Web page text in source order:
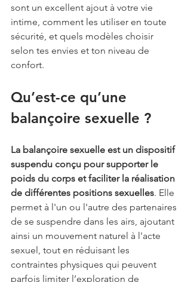
sont un excellent ajout à votre vie
intime, comment les utiliser en toute
sécurité, et quels modèles choisir
selon tes envies et ton niveau de
confort.
Qu’est-ce qu’une
balançoire sexuelle ?
La balançoire sexuelle est un dispositif
suspendu conçu pour supporter le
poids du corps et faciliter la réalisation
de différentes positions sexuelles. Elle
permet à l'un ou l'autre des partenaires
de se suspendre dans les airs, ajoutant
ainsi un mouvement naturel à l'acte
sexuel, tout en réduisant les
contraintes physiques qui peuvent
parfois limiter l’exploration de